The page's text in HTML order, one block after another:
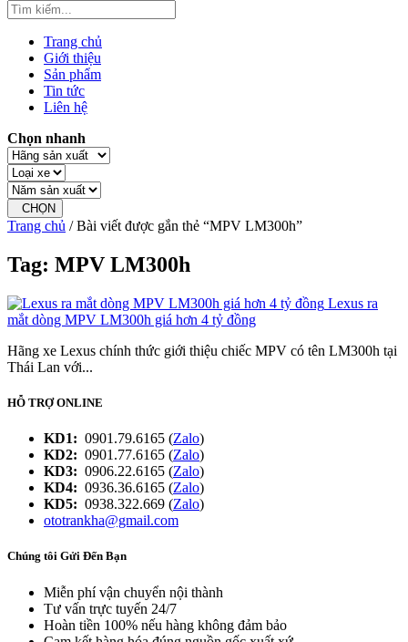
Trang chủ
Giới thiệu
Sản phẩm
Tin tức
Liên hệ
Chọn nhanh
CHỌN
Trang chủ / Bài viết được gắn thẻ “MPV LM300h”
Tag: MPV LM300h
Lexus ra
mắt dòng MPV LM300h giá hơn 4 tỷ đồng
Hãng xe Lexus chính thức giới thiệu chiếc MPV có tên LM300h tại
Thái Lan với...
HỖ TRỢ ONLINE
KD1: 0901.79.6165 (Zalo)
KD2: 0901.77.6165 (Zalo)
KD3: 0906.22.6165 (Zalo)
KD4: 0936.36.6165 (Zalo)
KD5: 0938.322.669 (Zalo)
ototrankha@gmail.com
Chúng tôi Gửi Đến Bạn
Miễn phí vận chuyển nội thành
Tư vấn trực tuyến 24/7
Hoàn tiền 100% nếu hàng không đảm bảo